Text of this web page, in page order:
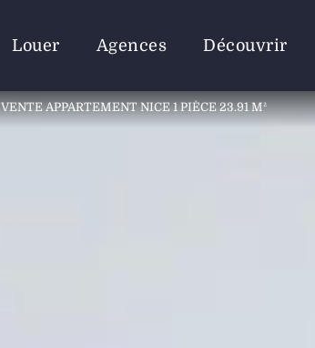
Louer Agences Découvrir
VENTE APPARTEMENT NICE 1 PIÈCE 23.91 M²